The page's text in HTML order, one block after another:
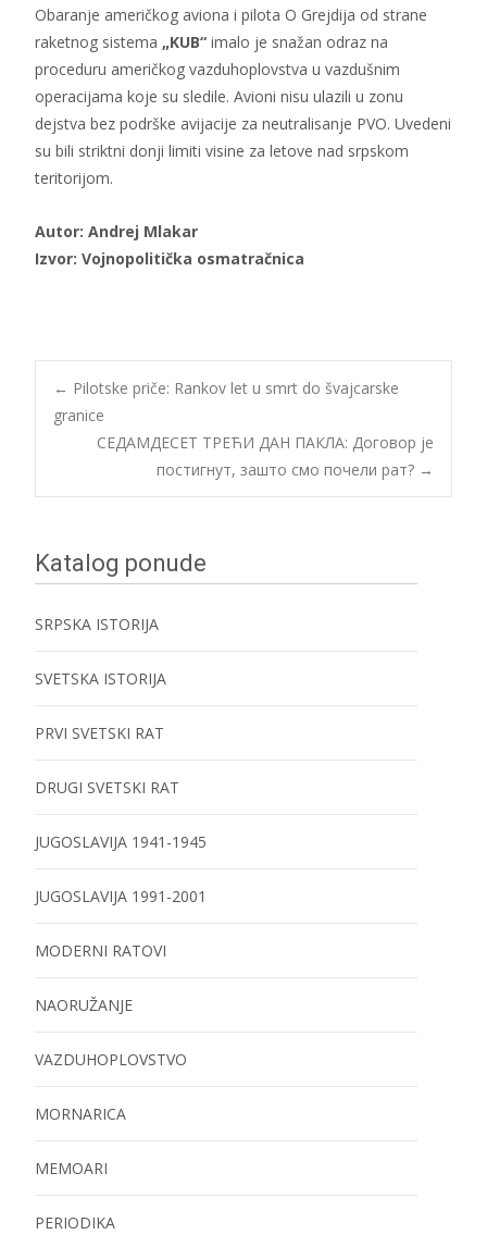
Obaranje američkog aviona i pilota O Grejdija od strane
raketnog sistema „KUB“ imalo je snažan odraz na
proceduru američkog vazduhoplovstva u vazdušnim
operacijama koje su sledile. Avioni nisu ulazili u zonu
dejstva bez podrške avijacije za neutralisanje PVO. Uvedeni
su bili striktni donji limiti visine za letove nad srpskom
teritorijom.
Autor: Andrej Mlakar
Izvor: Vojnopolitička osmatračnica
Post
navigation
← Pilotske priče: Rankov let u smrt do švajcarske
granice
СЕДАМДЕСЕТ ТРЕЋИ ДАН ПАКЛА: Договор је
постигнут, зашто смо почели рат? →
Katalog ponude
SRPSKA ISTORIJA
SVETSKA ISTORIJA
PRVI SVETSKI RAT
DRUGI SVETSKI RAT
JUGOSLAVIJA 1941-1945
JUGOSLAVIJA 1991-2001
MODERNI RATOVI
NAORUŽANJE
VAZDUHOPLOVSTVO
MORNARICA
MEMOARI
PERIODIKA